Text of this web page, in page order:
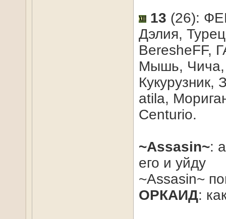
13 (26):
Дэлия,
BeresheFF,
Мышь, Чича,
atila,
Centurio.
~Assasin~:
его и уйду
~Assasin~
ОРКАИД: